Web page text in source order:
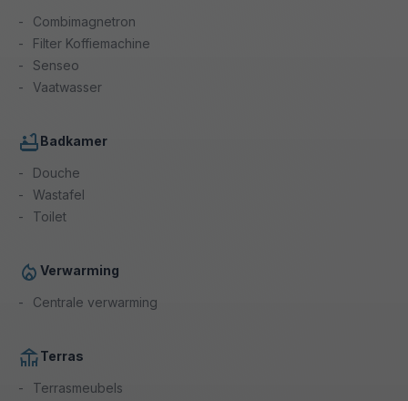
Combimagnetron
Filter Koffiemachine
Senseo
Vaatwasser
Badkamer
Douche
Wastafel
Toilet
Verwarming
Centrale verwarming
Terras
Terrasmeubels